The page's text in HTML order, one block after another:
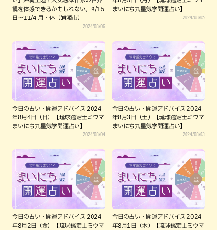
観を体感できるかもしれない。9/15
日〜11/4 月・休（浦添市）
2024/08/06
まいにち九星気学開運占い】
2024/08/05
今日の占い・開運アドバイス 2024
年8月4日（日）【琉球鑑定士ミウマ
まいにち九星気学開運占い】
2024/08/04
今日の占い・開運アドバイス 2024
年8月3日（土）【琉球鑑定士ミウマ
まいにち九星気学開運占い】
2024/08/03
今日の占い・開運アドバイス 2024
年8月2日（金）【琉球鑑定士ミウマ
今日の占い・開運アドバイス 2024
年8月1日（木）【琉球鑑定士ミウマ